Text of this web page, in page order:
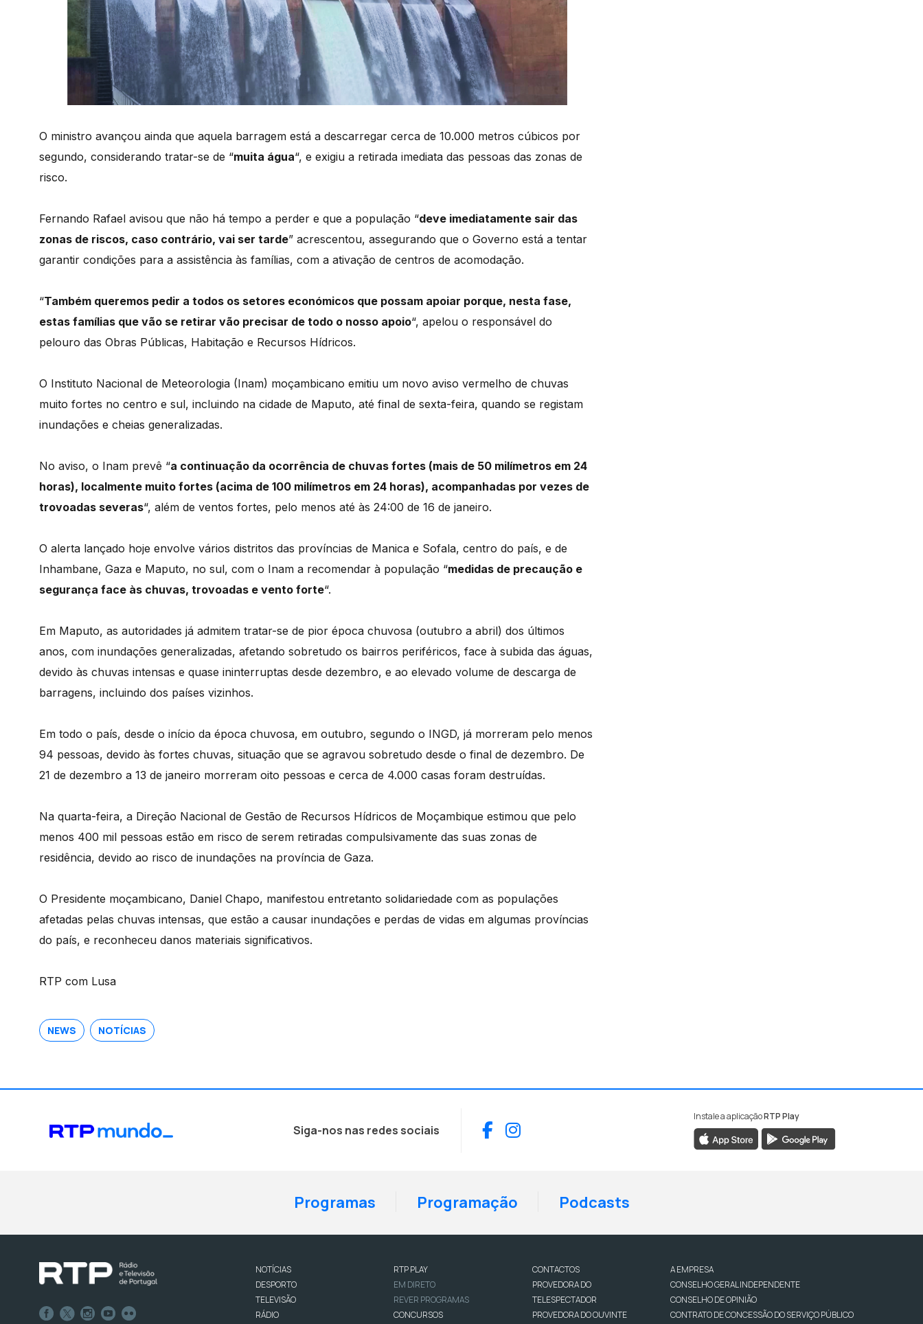
O ministro avançou ainda que aquela barragem está a descarregar cerca de 10.000 metros cúbicos por
segundo, considerando tratar-se de “muita água“, e exigiu a retirada imediata das pessoas das zonas de
risco.
Fernando Rafael avisou que não há tempo a perder e que a população “deve imediatamente sair das
zonas de riscos, caso contrário, vai ser tarde” acrescentou, assegurando que o Governo está a tentar
garantir condições para a assistência às famílias, com a ativação de centros de acomodação.
“Também queremos pedir a todos os setores económicos que possam apoiar porque, nesta fase,
estas famílias que vão se retirar vão precisar de todo o nosso apoio“, apelou o responsável do
pelouro das Obras Públicas, Habitação e Recursos Hídricos.
O Instituto Nacional de Meteorologia (Inam) moçambicano emitiu um novo aviso vermelho de chuvas
muito fortes no centro e sul, incluindo na cidade de Maputo, até final de sexta-feira, quando se registam
inundações e cheias generalizadas.
No aviso, o Inam prevê “a continuação da ocorrência de chuvas fortes (mais de 50 milímetros em 24
horas), localmente muito fortes (acima de 100 milímetros em 24 horas), acompanhadas por vezes de
trovoadas severas“, além de ventos fortes, pelo menos até às 24:00 de 16 de janeiro.
O alerta lançado hoje envolve vários distritos das províncias de Manica e Sofala, centro do país, e de
Inhambane, Gaza e Maputo, no sul, com o Inam a recomendar à população “medidas de precaução e
segurança face às chuvas, trovoadas e vento forte“.
Em Maputo, as autoridades já admitem tratar-se de pior época chuvosa (outubro a abril) dos últimos
anos, com inundações generalizadas, afetando sobretudo os bairros periféricos, face à subida das águas,
devido às chuvas intensas e quase ininterruptas desde dezembro, e ao elevado volume de descarga de
barragens, incluindo dos países vizinhos.
Em todo o país, desde o início da época chuvosa, em outubro, segundo o INGD, já morreram pelo menos
94 pessoas, devido às fortes chuvas, situação que se agravou sobretudo desde o final de dezembro. De
21 de dezembro a 13 de janeiro morreram oito pessoas e cerca de 4.000 casas foram destruídas.
Na quarta-feira, a Direção Nacional de Gestão de Recursos Hídricos de Moçambique estimou que pelo
menos 400 mil pessoas estão em risco de serem retiradas compulsivamente das suas zonas de
residência, devido ao risco de inundações na província de Gaza.
O Presidente moçambicano, Daniel Chapo, manifestou entretanto solidariedade com as populações
afetadas pelas chuvas intensas, que estão a causar inundações e perdas de vidas em algumas províncias
do país, e reconheceu danos materiais significativos.
RTP com Lusa
NEWS NOTÍCIAS
Siga-nos nas redes sociais Facebook
Instagram
Instale a aplicaçãoRTP Play
Programas Programação Podcasts
NOTÍCIAS
DESPORTO
TELEVISÃO
RÁDIO
RTP PLAY
EM DIRETO
REVER PROGRAMAS
CONCURSOS
CONTACTOS
PROVEDORA DO
TELESPECTADOR
PROVEDORA DO OUVINTE
A EMPRESA
CONSELHO GERAL INDEPENDENTE
CONSELHO DE OPINIÃO
CONTRATO DE CONCESSÃO DO SERVIÇO PÚBLICO